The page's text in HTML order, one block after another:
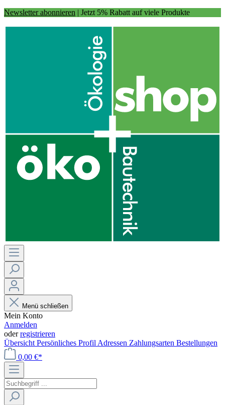
Newsletter abonnieren | Jetzt 5% Rabatt auf viele Produkte
Menü schließen
Mein Konto
Anmelden
oderregistrieren
Übersicht Persönliches Profil Adressen Zahlungsarten Bestellungen
0,00 €*